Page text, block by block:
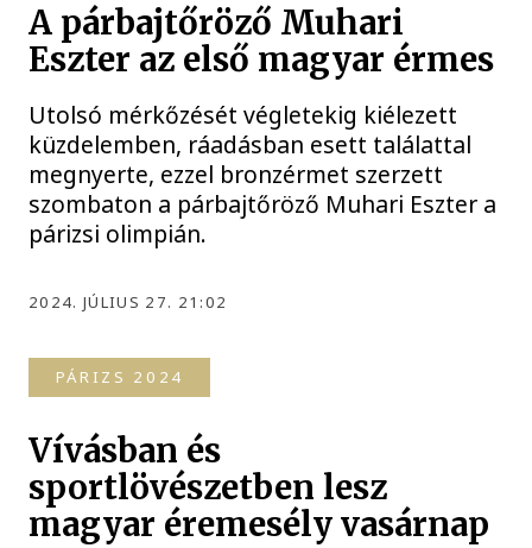
A párbajtőröző Muhari
Eszter az első magyar érmes
Utolsó mérkőzését végletekig kiélezett
küzdelemben, ráadásban esett találattal
megnyerte, ezzel bronzérmet szerzett
szombaton a párbajtőröző Muhari Eszter a
párizsi olimpián.
2024. JÚLIUS 27. 21:02
PÁRIZS 2024
Vívásban és
sportlövészetben lesz
magyar éremesély vasárnap